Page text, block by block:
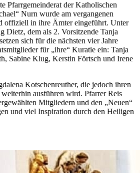
Pfarrgemeinderat der Katholischen
Nurn wurde am vergangenen
offiziell in ihre Ämter eingeführt. Unter
Dietz, dem als 2. Vorsitzende Tanja
sich für die nächsten vier Jahre
für „ihre“ Kuratie ein: Tanja
Sabine Klug, Kerstin Förtsch und Irene
Kotschenreuther, die jedoch ihren
ausführen wird. Pfarrer Reis
Mitgliedern und den „Neuen“
und viel Inspiration durch den Heiligen